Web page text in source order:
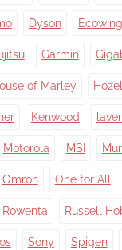
Dyson
Garmin
of Marley
Kenwood
Motorola MSI
Omron One for All
Rowenta Russell
Sony Spigen